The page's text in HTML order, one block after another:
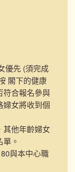
優先 (須完成
閣下的健康
符合報名參與
婦女將收到個
其他年齡婦女
。
與本中心職